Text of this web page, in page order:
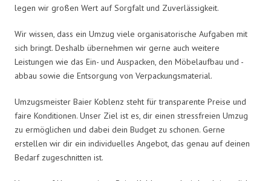
legen wir großen Wert auf Sorgfalt und Zuverlässigkeit.
Wir wissen, dass ein Umzug viele organisatorische Aufgaben mit
sich bringt. Deshalb übernehmen wir gerne auch weitere
Leistungen wie das Ein- und Auspacken, den Möbelaufbau und -
abbau sowie die Entsorgung von Verpackungsmaterial.
Umzugsmeister Baier Koblenz steht für transparente Preise und
faire Konditionen. Unser Ziel ist es, dir einen stressfreien Umzug
zu ermöglichen und dabei dein Budget zu schonen. Gerne
erstellen wir dir ein individuelles Angebot, das genau auf deinen
Bedarf zugeschnitten ist.